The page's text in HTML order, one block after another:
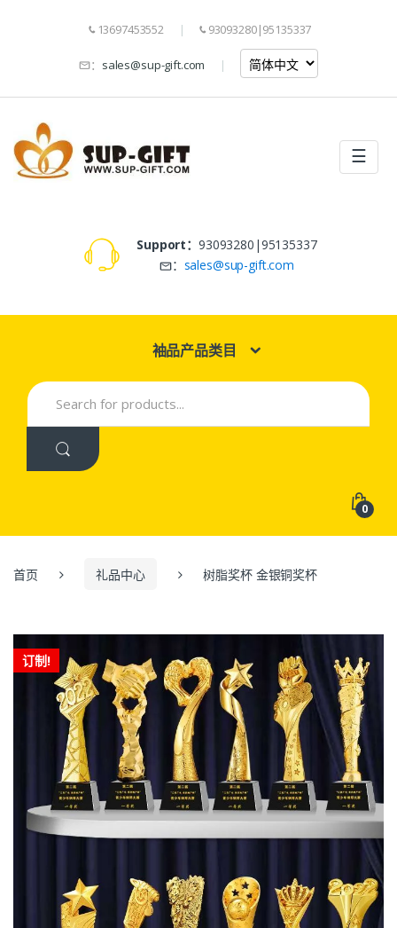
13697453552 93093280|95135337
： sales@sup-gift.com
☰
Support： 93093280|95135337
： sales@sup-gift.com
袖品产品类目
Search
for:
0
首页 礼品中心 树脂奖杯 金银铜奖杯
订制!